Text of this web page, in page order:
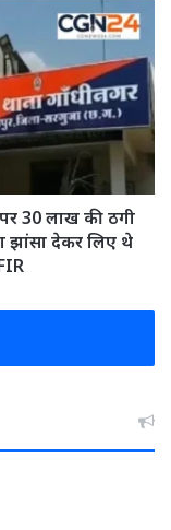
30 लाख की ठगी
झांसा देकर लिए थे